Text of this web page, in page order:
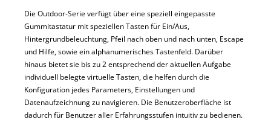
Die Outdoor-Serie verfügt über eine speziell eingepasste
Gummitastatur mit speziellen Tasten für Ein/Aus,
Hintergrundbeleuchtung, Pfeil nach oben und nach unten, Escape
und Hilfe, sowie ein alphanumerisches Tastenfeld. Darüber
hinaus bietet sie bis zu 2 entsprechend der aktuellen Aufgabe
individuell belegte virtuelle Tasten, die helfen durch die
Konfiguration jedes Parameters, Einstellungen und
Datenaufzeichnung zu navigieren. Die Benutzeroberfläche ist
dadurch für Benutzer aller Erfahrungsstufen intuitiv zu bedienen.